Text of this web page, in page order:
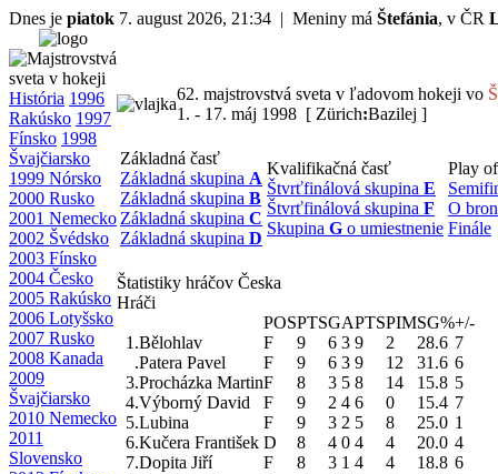
Dnes je piatok 7. august 2026, 21:34 | Meniny má Štefánia, v ČR
História 1996
Rakúsko 1997
Fínsko 1998
Švajčiarsko
1999 Nórsko
2000 Rusko
2001 Nemecko
2002 Švédsko
2003 Fínsko
2004 Česko
2005 Rakúsko
2006 Lotyšsko
2007 Rusko
2008 Kanada
2009
Švajčiarsko
2010 Nemecko
2011
Slovensko
62. majstrovstvá sveta v ľadovom hokeji vo
1. - 17. máj 1998 [ Zürich:Bazilej ]
Základná časť
Základná skupina A
Základná skupina B
Základná skupina C
Základná skupina D
Kvalifikačná časť
Štvrťfinálová skupina E
Štvrťfinálová skupina F
Skupina G o umiestnenie
Play
O
Finále
Štatistiky hráčov Česka
Hráči
POSPTSGAPTSPIMSG%+/-
1.Bělohlav F 9 6 3 9 2 28.6 7
.Patera Pavel F 9 6 3 9 12 31.6 6
3.Procházka MartinF 8 3 5 8 14 15.8 5
4.Výborný David F 9 2 4 6 0 15.4 7
5.Lubina F 9 3 2 5 8 25.0 1
6.Kučera František D 8 4 0 4 4 20.0 4
7.Dopita Jiří F 8 3 1 4 4 18.8 6